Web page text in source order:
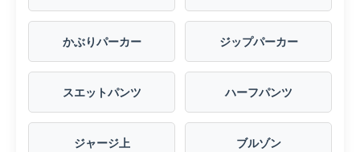
かぶりパーカー ジップパーカー
スエットパンツ ハーフパンツ
ジャージ上 ブルゾン